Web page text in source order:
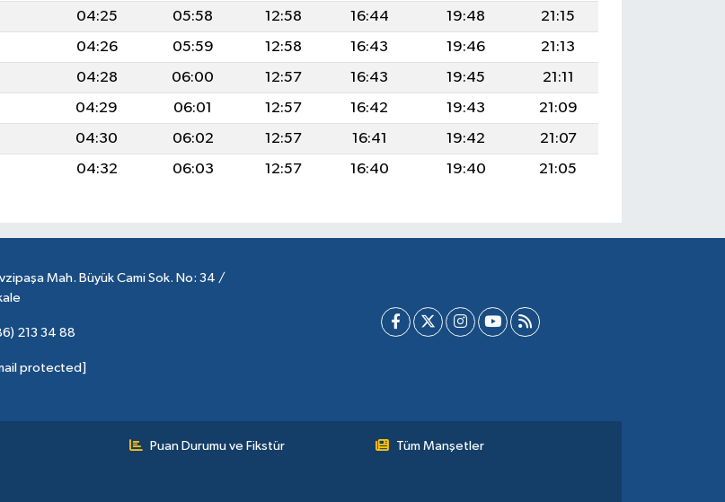
04:25 05:58 12:58 16:44 19:48
21:15
04:26 05:59 12:58 16:43 19:46
21:13
04:28 06:00 12:57 16:43 19:45
21:11
04:29 06:01 12:57 16:42 19:43
21:09
04:30 06:02 12:57 16:41 19:42
21:07
04:32 06:03 12:57 16:40 19:40 21:05
Mah. Büyük Cami Sok. No: 34 /
213 34 88
protected]
Puan Durumu ve Fikstür Tüm Manşetler